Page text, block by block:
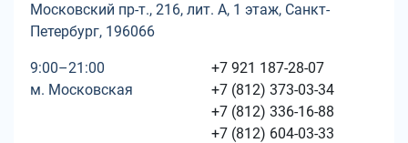
Московский пр-т., 216, лит. А, 1 этаж, Санкт-
Петербург, 196066
9:00–21:00
м. Московская
+7 921 187-28-07
+7 (812) 373-03-34
+7 (812) 336-16-88
+7 (812) 604-03-33